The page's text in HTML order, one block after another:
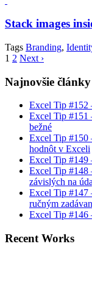
Stack images
Tags Branding,
1 2 Next ›
Najnovšie články
Excel Tip #152
Excel Tip #151
bežné
Excel Tip #150
hodnôt v Exceli
Excel Tip #149
Excel Tip
závislých na
Excel Tip
ručným
Excel Tip
Recent Works